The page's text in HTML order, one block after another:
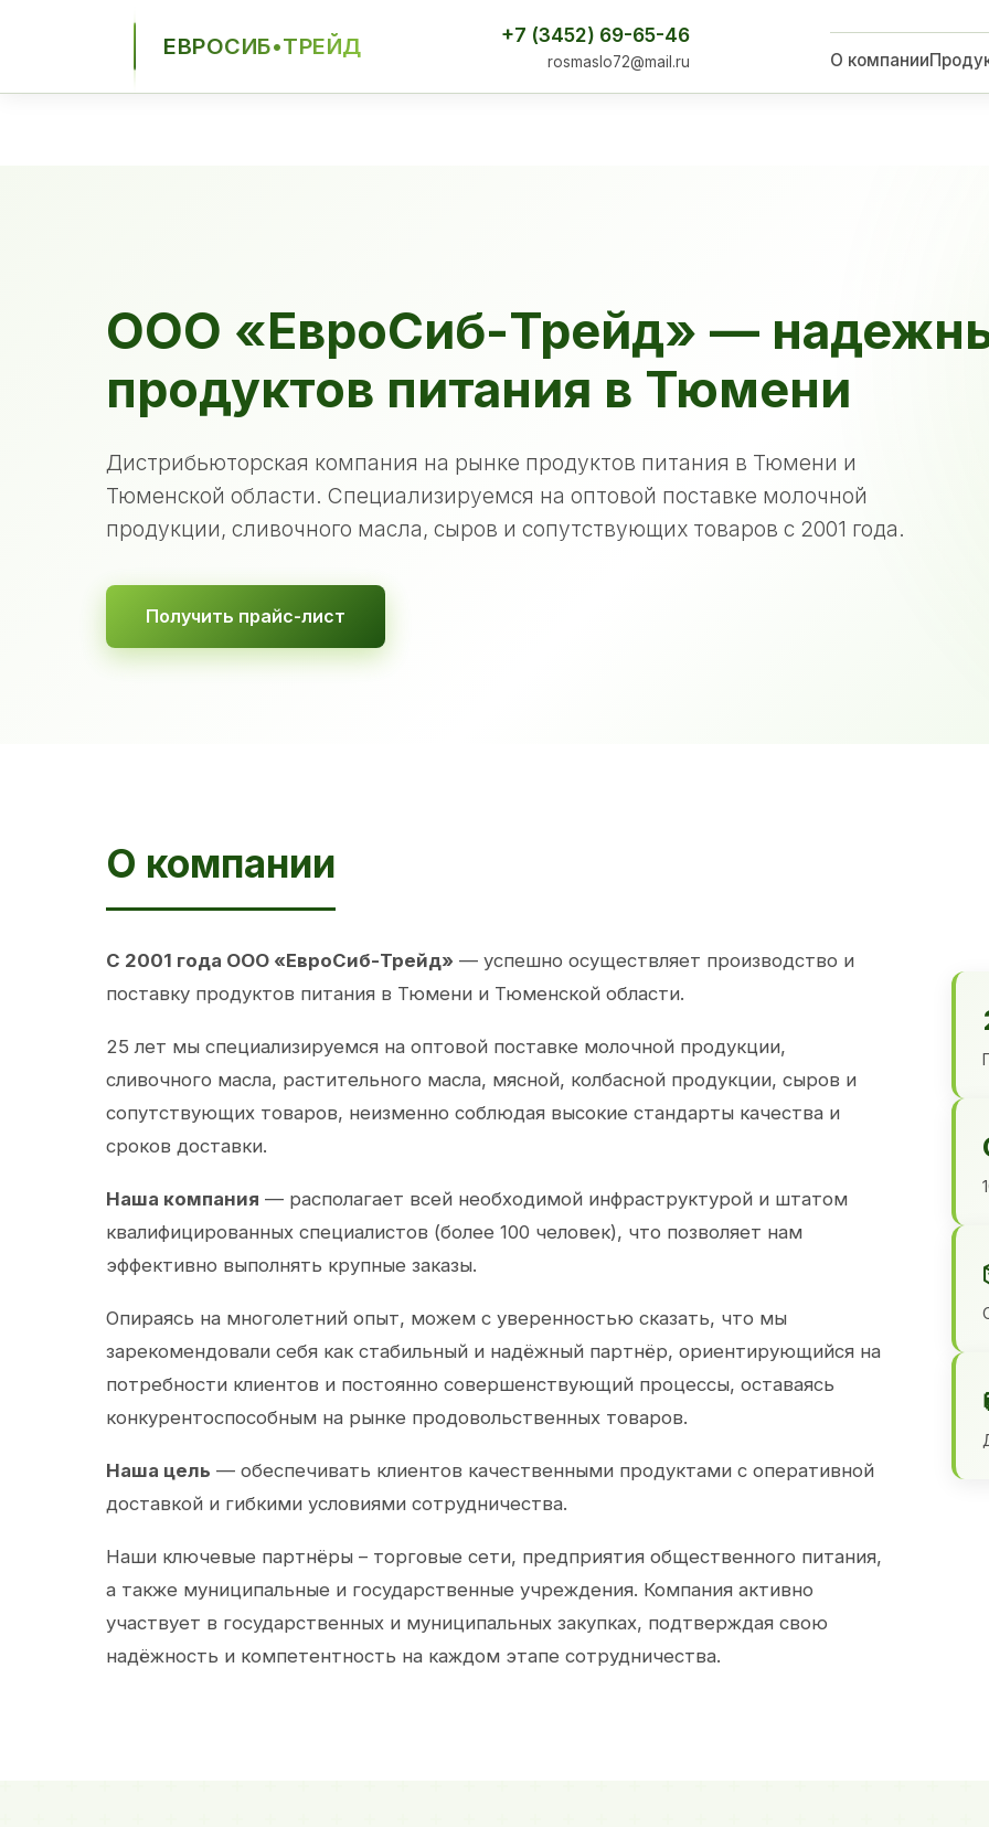
ЕВРОСИБ•ТРЕЙД +7 (3452) 69-65-46
rosmaslo72@mail.ru О компании
ООО «ЕвроСиб-Трейд» —
продуктов питания в Тюмени
Дистрибьюторская компания на рынке продуктов питания в Тюмени и
Тюменской области. Специализируемся на оптовой поставке молочной
продукции, сливочного масла, сыров и сопутствующих товаров с 2001 года.
Получить прайс-лист
О компании
С 2001 года ООО «ЕвроСиб-Трейд» — успешно осуществляет производство и
поставку продуктов питания в Тюмени и Тюменской области.
25 лет мы специализируемся на оптовой поставке молочной продукции,
сливочного масла, растительного масла, мясной, колбасной продукции, сыров и
сопутствующих товаров, неизменно соблюдая высокие стандарты качества и
сроков доставки.
Наша компания — располагает всей необходимой инфраструктурой и штатом
квалифицированных специалистов (более 100 человек), что позволяет нам
эффективно выполнять крупные заказы.
Опираясь на многолетний опыт, можем с уверенностью сказать, что мы
зарекомендовали себя как стабильный и надёжный партнёр, ориентирующийся на
потребности клиентов и постоянно совершенствующий процессы, оставаясь
конкурентоспособным на рынке продовольственных товаров.
Наша цель — обеспечивать клиентов качественными продуктами с оперативной
доставкой и гибкими условиями сотрудничества.
Наши ключевые партнёры – торговые сети, предприятия общественного питания,
а также муниципальные и государственные учреждения. Компания активно
участвует в государственных и муниципальных закупках, подтверждая свою
надёжность и компетентность на каждом этапе сотрудничества.